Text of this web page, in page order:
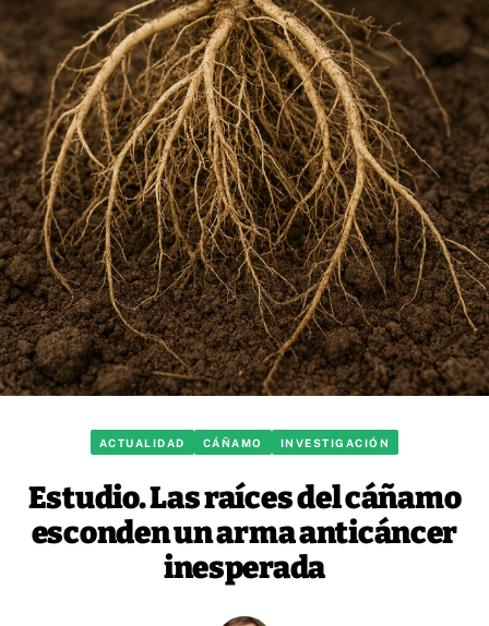
ACTUALIDAD CÁÑAMO INVESTIGACIÓN
Estudio. Las raíces del cáñamo
esconden un arma anticáncer
inesperada